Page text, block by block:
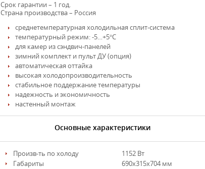
Срок гарантии – 1 год.
Страна производства – Россия
среднетемпературная холодильная сплит-система
температурный режим: -5…+5°С
для камер из сэндвич-панелей
зимний комплект и пульт ДУ (опция)
автоматическая оттайка
высокая холодопроизводительность
стабильное поддержание температуры
надежность и экономичность
настенный монтаж
Основные характеристики
Произв-ть по холоду
1152 Вт
Габариты
690х315х704 мм